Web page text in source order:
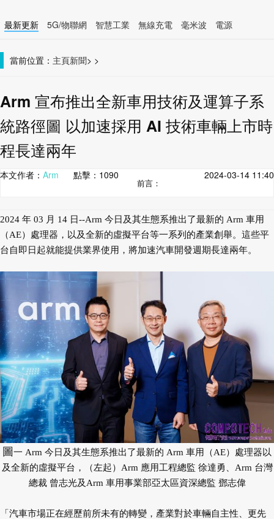
最新更新 5G/物聯網 智慧工業 無線充電 毫米波
電源
當前位置： 主頁 >
新聞 >
Arm 宣布推出全新車用技術及運算子系
統路徑圖 以加速採用 AI 技術車輛上市時
程長達兩年
本文作者： Arm 點擊： 1090 2024-03-14 11:40
前言：
2024 年 03 月 14 日--Arm 今日及其生態系推出了最新的 Arm 車用
（AE）處理器，以及全新的虛擬平台等一系列的產業創舉。這些平
台自即日起就能提供業界使用，將加速汽車開發週期長達兩年。
圖一 Arm 今日及其生態系推出了最新的 Arm 車用（AE）處理器以
及全新的虛擬平台，（左起）Arm 應用工程總監 徐達勇、Arm 台灣
總裁 曾志光及Arm 車用事業部亞太區資深總監 鄧志偉
「汽車市場正在經歷前所未有的轉變，產業對於車輛自主性、更先